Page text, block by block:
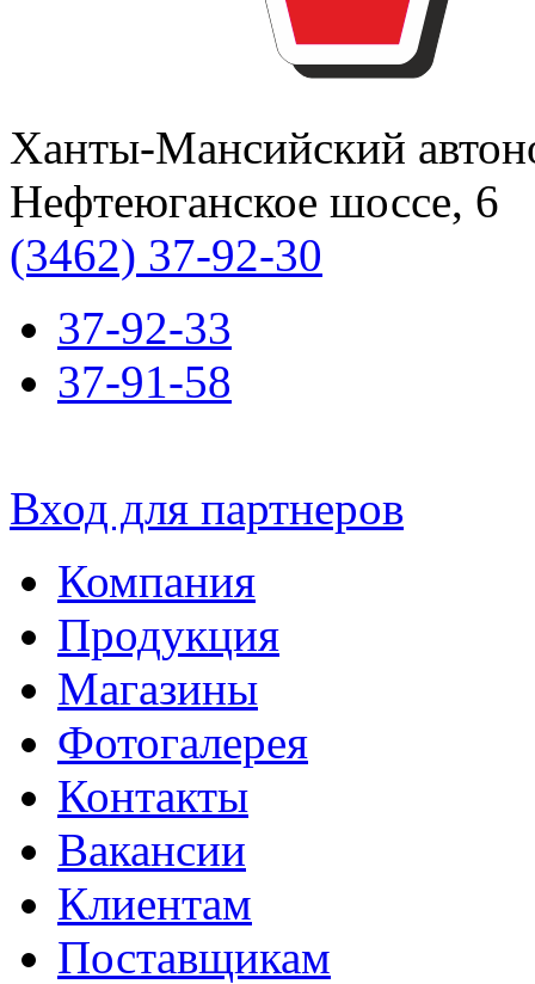
Ханты-Мансийский
Нефтеюганское шоссе, 6
(3462) 37-92-30
37-92-33
37-91-58
Вход для партнеров
Компания
Продукция
Магазины
Фотогалерея
Контакты
Вакансии
Клиентам
Поставщикам